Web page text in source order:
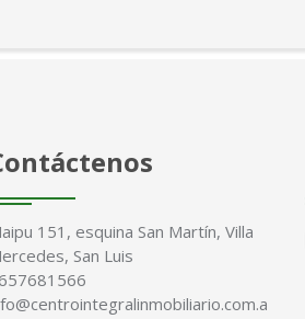
151, esquina San Martín, Villa
San Luis